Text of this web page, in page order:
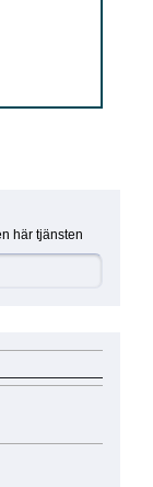
här tjänsten